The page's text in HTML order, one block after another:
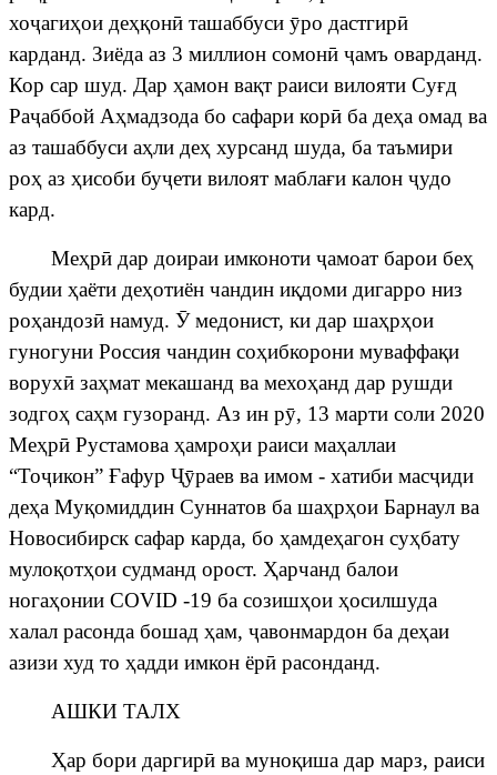
хоҷагиҳои деҳқонӣ ташаббуси ӯро дастгирӣ
карданд. Зиёда аз 3 миллион сомонӣ ҷамъ оварданд.
Кор сар шуд. Дар ҳамон вақт раиси вилояти Суғд
Раҷаббой Аҳмадзода бо сафари корӣ ба деҳа омад ва
аз ташаббуси аҳли деҳ хурсанд шуда, ба таъмири
роҳ аз ҳисоби буҷети вилоят маблағи калон ҷудо
кард.
Меҳрӣдар доираи имконоти ҷамоат барои беҳ
будии ҳаёти деҳотиён чандин иқдоми дигарро низ
роҳандозӣ намуд. Ӯмедонист, ки дар шаҳрҳои
гуногуни Россия чандин соҳибкорони муваффақи
ворухӣ заҳмат мекашанд ва мехоҳанд дар рушди
зодгоҳ саҳм гузоранд. Аз ин рӯ, 13 марти соли 2020
Меҳрӣ Рустамова ҳамроҳи раиси маҳаллаи
“Тоҷикон” Ғафур Ҷӯраев ва имом - хатиби масҷиди
деҳа Муқомиддин Суннатов ба шаҳрҳои Барнаул ва
Новосибирск сафар карда, бо ҳамдеҳагон суҳбату
мулоқотҳои судманд орост. Ҳарчанд балои
ногаҳонии COVID -19 ба созишҳои ҳосилшуда
халал расонда бошад ҳам, ҷавонмардон ба деҳаи
азизи худ то ҳадди имкон ёрӣ расонданд.
АШКИ ТАЛХ
Ҳар бори даргирӣва муноқиша дар марз, раиси